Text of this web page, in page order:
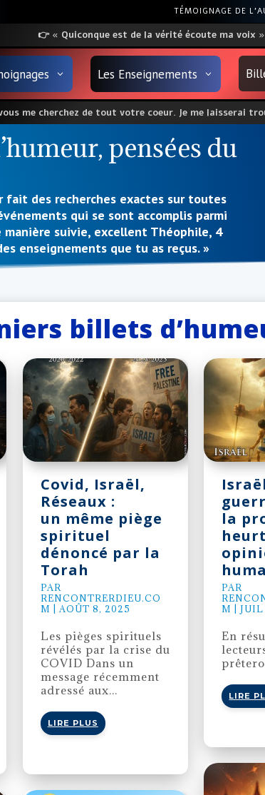
TÉMOIGNAGE DE
👉 « Quiconque est de la vérité écoute ma voix »
Les Enseignements
me cherchez de tout votre coeur. Je me laisserai
pensées du
fait des recherches exactes sur toutes
qui se sont accomplis parmi
suivie, excellent Théophile, 4
enseignements que tu as reçus. »
billets
Covid, Israël,
Réseaux :
un même piège
spirituel
dénoncé par la
Torah
PAR
RENCONTRERDIEU.CO
M
AOÛT 8, 2025
Les pièges spirituels
révélés par la crise du
COVID Dans un
message récemment
adressé aux...
LIRE PLUS
la
PAR
M
|
En
LIRE